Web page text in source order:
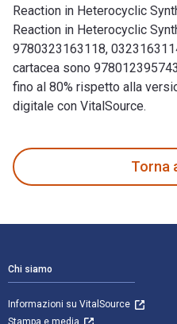
Reaction in Heterocyclic
Reaction in Heterocyclic
9780323163118,
cartacea sono
fino al 80% rispetto alla
digitale con VitalSource.
Torna
Chi siamo
Informazioni su VitalSource
Stampa e media